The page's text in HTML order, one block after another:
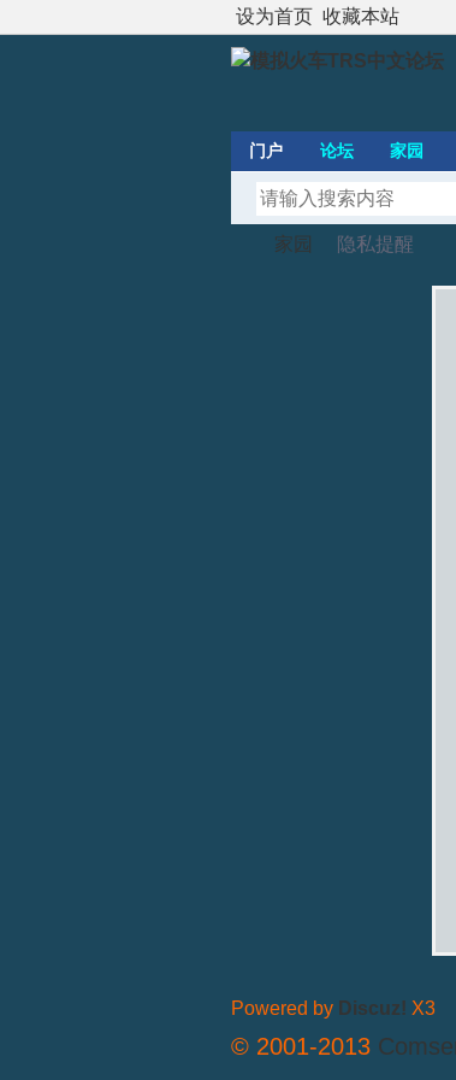
设为首页 收藏本站
门户 论坛 家园
家园 隐私提醒
Powered by Discuz! X3
© 2001-2013